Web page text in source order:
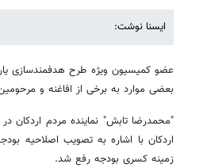
ایسنا نوشت:
عضو کمیسیون ویژه طرح هدفمندسازی
بعضی موارد به برخی از افاغنه و
"محمدرضا تابش" نماینده مردم اردکان
اردکان با اشاره به تصویب اصلاحیه
زمینه کسری بودجه رفع شد.